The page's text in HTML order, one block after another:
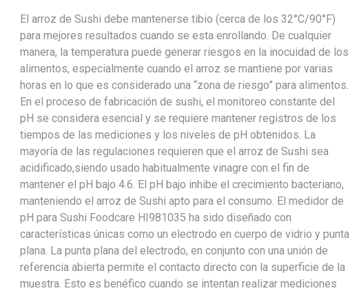
El arroz de Sushi debe mantenerse tibio (cerca de los 32°C/90°F)
para mejores resultados cuando se esta enrollando. De cualquier
manera, la temperatura puede generar riesgos en la inocuidad de los
alimentos, especialmente cuando el arroz se mantiene por varias
horas en lo que es considerado una “zona de riesgo” para alimentos.
En el proceso de fabricación de sushi, el monitoreo constante del
pH se considera esencial y se requiere mantener registros de los
tiempos de las mediciones y los niveles de pH obtenidos. La
mayoría de las regulaciones requieren que el arroz de Sushi sea
acidificado,siendo usado habitualmente vinagre con el fin de
mantener el pH bajo 4.6. El pH bajo inhibe el crecimiento bacteriano,
manteniendo el arroz de Sushi apto para el consumo. El medidor de
pH para Sushi Foodcare HI981035 ha sido diseñado con
características únicas como un electrodo en cuerpo de vidrio y punta
plana. La punta plana del electrodo, en conjunto con una unión de
referencia abierta permite el contacto directo con la superficie de la
muestra. Esto es benéfico cuando se intentan realizar mediciones